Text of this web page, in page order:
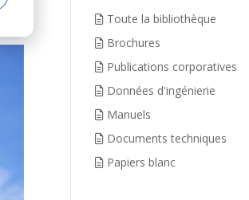
Toute la bibliothèque
Brochures
Publications corporatives
Données d'ingénierie
Manuels
Documents techniques
Papiers blanc